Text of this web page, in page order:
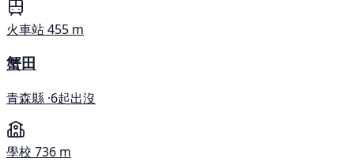
火車站455 m
蟹田
青森縣 ·6起出沒
學校 736 m